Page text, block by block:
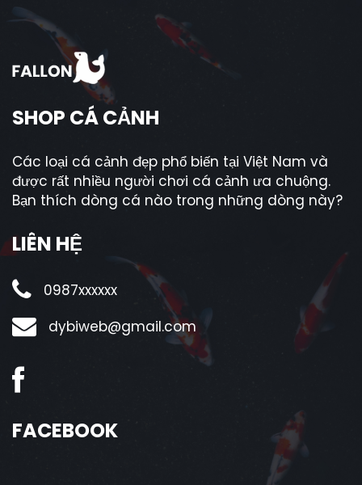
SHOP CÁ CẢNH
Các loại cá cảnh đẹp phổ biến tại Việt Nam và
được rất nhiều người chơi cá cảnh ưa chuộng.
Bạn thích dòng cá nào trong những dòng này?
LIÊN HỆ
0987xxxxxx
dybiweb@gmail.com
FACEBOOK